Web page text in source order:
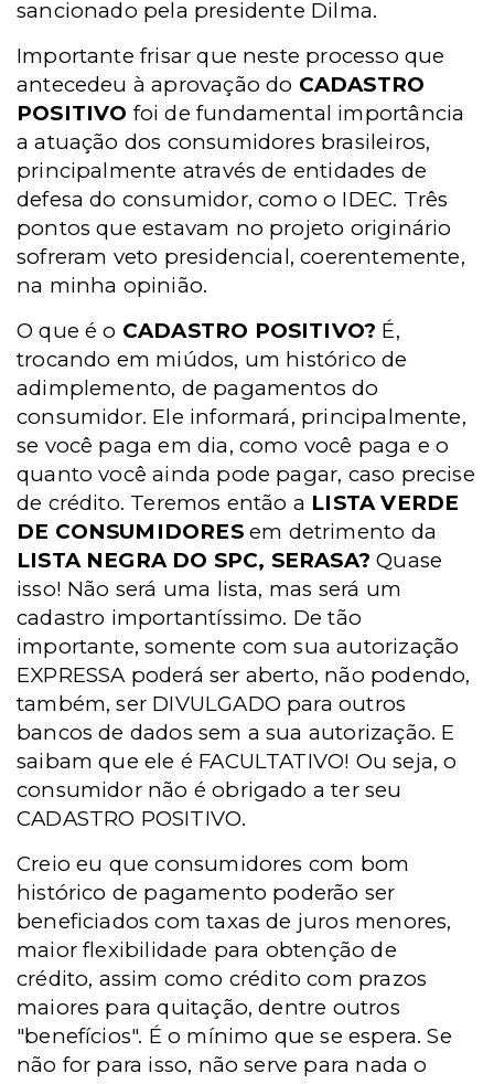
sancionado pela presidente Dilma.
Importante frisar que neste processo que
antecedeu à aprovação do CADASTRO
POSITIVO foi de fundamental importância
a atuação dos consumidores brasileiros,
principalmente através de entidades de
defesa do consumidor, como o IDEC. Três
pontos que estavam no projeto originário
sofreram veto presidencial, coerentemente,
na minha opinião.
O que é o CADASTRO POSITIVO? É,
trocando em miúdos, um histórico de
adimplemento, de pagamentos do
consumidor. Ele informará, principalmente,
se você paga em dia, como você paga e o
quanto você ainda pode pagar, caso precise
de crédito. Teremos então a LISTA VERDE
DE CONSUMIDORESem detrimento da
LISTA NEGRA DO SPC, SERASA? Quase
isso! Não será uma lista, mas será um
cadastro importantíssimo. De tão
importante, somente com sua autorização
EXPRESSA poderá ser aberto, não podendo,
também, ser DIVULGADO para outros
bancos de dados sem a sua autorização. E
saibam que ele é FACULTATIVO! Ou seja, o
consumidor não é obrigado a ter seu
CADASTRO POSITIVO.
Creio eu que consumidores com bom
histórico de pagamento poderão ser
beneficiados com taxas de juros menores,
maior flexibilidade para obtenção de
crédito, assim como crédito com prazos
maiores para quitação, dentre outros
"benefícios". É o mínimo que se espera. Se
não for para isso, não serve para nada o